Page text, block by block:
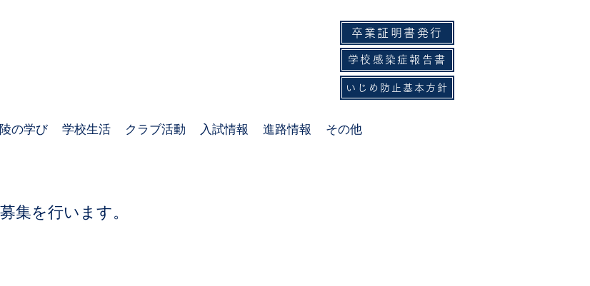
卒業証明書発行
学校感染症報告書
いじめ防止基本方針
の学び 学校生活 クラブ活動 入試情報 進路情報 その他
集を行います。